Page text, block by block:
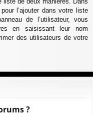
l’ajouter dans votre liste
de l’utilisateur, vous
en saisissant leur nom
des utilisateurs de votre
?